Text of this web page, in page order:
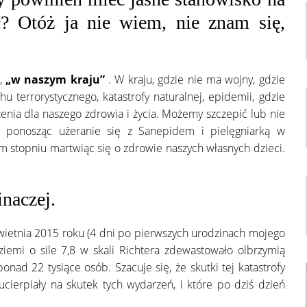
Otóż ja nie wiem, nie znam się,
„w naszym kraju” . W kraju, gdzie nie ma wojny, gdzie
terrorystycznego, katastrofy naturalnej, epidemii, gdzie
dla naszego zdrowia i życia. Możemy szczepić lub nie
ponosząc użeranie się z Sanepidem i pielęgniarką w
martwiąc się o zdrowie naszych własnych dzieci.
2015 roku (4 dni po pierwszych urodzinach mojego
o sile 7,8 w skali Richtera zdewastowało olbrzymią
22 tysiące osób. Szacuje się, że skutki tej katastrofy
na skutek tych wydarzeń, i które po dziś dzień